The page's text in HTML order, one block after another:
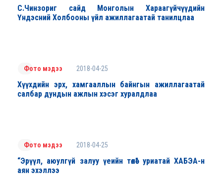
С.Чинзориг сайд Монголын Хараагүйчүүдийн
Үндэсний Холбооны үйл ажиллагаатай танилцлаа
Фото мэдээ 2018-04-25
Хүүхдийн эрх, хамгааллын байнгын ажиллагаатай
салбар дундын ажлын хэсэг хуралдлаа
Фото мэдээ 2018-04-25
“Эрүүл, аюулгүй залуу үеийн төлөө” уриатай ХАБЭА-н
аян эхэллээ